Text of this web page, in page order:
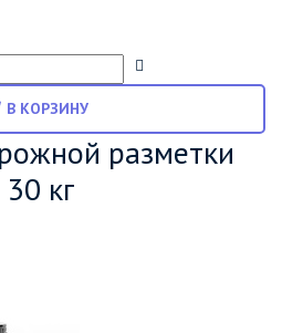
В КОРЗИНУ
разметки
кг